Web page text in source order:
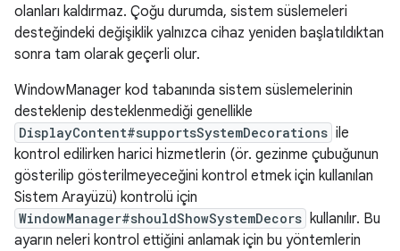
olanları kaldırmaz. Çoğu durumda, sistem süslemeleri
desteğindeki değişiklik yalnızca cihaz yeniden başlatıldıktan
sonra tam olarak geçerli olur.
WindowManager kod tabanında sistem süslemelerinin
desteklenip desteklenmediği genellikle
DisplayContent#supportsSystemDecorations ile
kontrol edilirken harici hizmetlerin (ör. gezinme çubuğunun
gösterilip gösterilmeyeceğini kontrol etmek için kullanılan
Sistem Arayüzü) kontrolü için
WindowManager#shouldShowSystemDecors kullanılır. Bu
ayarın neleri kontrol ettiğini anlamak için bu yöntemlerin